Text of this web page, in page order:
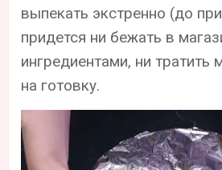
выпекать экстренно (до
придется ни бежать в
ингредиентами, ни тратить
на готовку.